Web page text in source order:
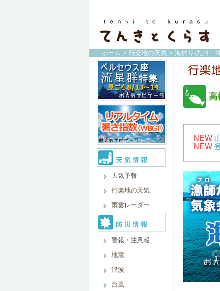
ホーム > 行楽地の天気 > 海釣り-九州・
天気予報
行楽地の天気
雨雲レーダー
警報・注意報
地震
津波
台風
高
NEW
NEW